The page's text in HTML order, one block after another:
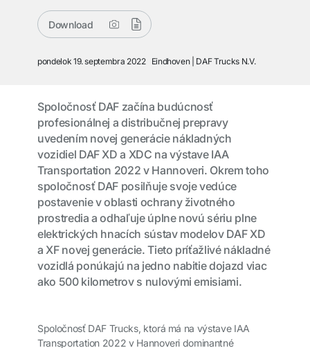
Download
pondelok 19. septembra 2022 Eindhoven DAF Trucks N.V.
Spoločnosť DAF začína budúcnosť
profesionálnej a distribučnej prepravy
uvedením novej generácie nákladných
vozidiel DAF XD a XDC na výstave IAA
Transportation 2022 v Hannoveri. Okrem toho
spoločnosť DAF posilňuje svoje vedúce
postavenie v oblasti ochrany životného
prostredia a odhaľuje úplne novú sériu plne
elektrických hnacích sústav modelov DAF XD
a XF novej generácie. Tieto príťažlivé nákladné
vozidlá ponúkajú na jedno nabitie dojazd viac
ako 500 kilometrov s nulovými emisiami.
Spoločnosť DAF Trucks, ktorá má na výstave IAA
Transportation 2022 v Hannoveri dominantné